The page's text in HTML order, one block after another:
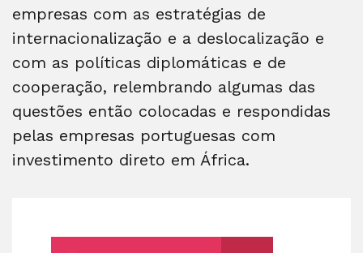
empresas com as estratégias de
internacionalização e a deslocalização e
com as políticas diplomáticas e de
cooperação, relembrando algumas das
questões então colocadas e respondidas
pelas empresas portuguesas com
investimento direto em África.